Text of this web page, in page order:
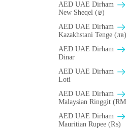
AED UAE Dirham
New Sheqel (₪)
AED UAE Dirham
Kazakhstani Tenge (лв)
AED UAE Dirham
Dinar
AED UAE Dirham
Loti
AED UAE Dirham
Malaysian Ringgit
AED UAE Dirham
Mauritian Rupee (₨)